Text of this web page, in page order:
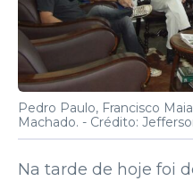
Pedro Paulo, Francisco
Machado. - Crédito:
Na tarde de hoje foi